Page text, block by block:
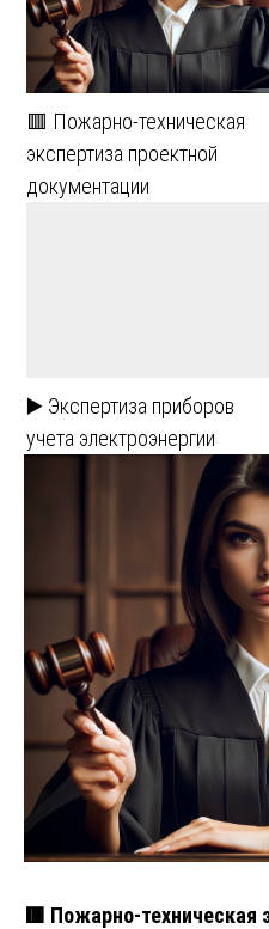
🟥 Пожарно-техническая
экспертиза проектной
документации
▶️ Экспертиза приборов
учета электроэнергии
🟥 Пожарно-техническая